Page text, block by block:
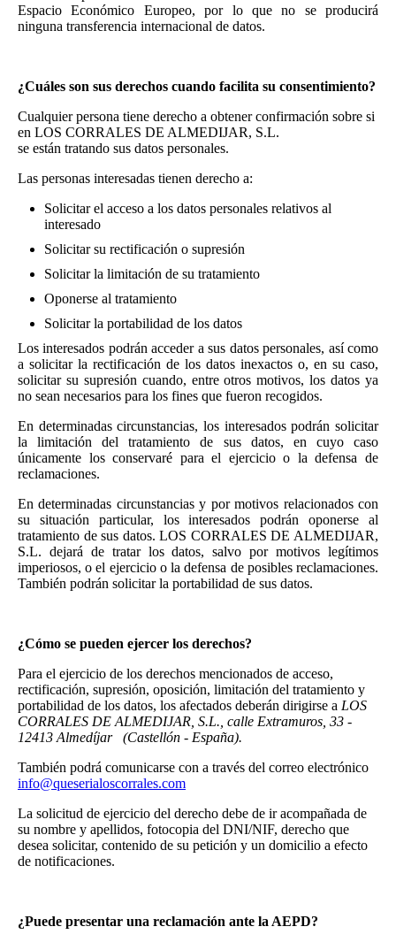
Espacio Económico Europeo, por lo que no se producirá
ninguna transferencia internacional de datos.
¿Cuáles son sus derechos cuando facilita su consentimiento?
Cualquier persona tiene derecho a obtener confirmación sobre si
en LOS CORRALES DE ALMEDIJAR, S.L.
se están tratando sus datos personales.
Las personas interesadas tienen derecho a:
Solicitar el acceso a los datos personales relativos al
interesado
Solicitar su rectificación o supresión
Solicitar la limitación de su tratamiento
Oponerse al tratamiento
Solicitar la portabilidad de los datos
Los interesados podrán acceder a sus datos personales, así como
a solicitar la rectificación de los datos inexactos o, en su caso,
solicitar su supresión cuando, entre otros motivos, los datos ya
no sean necesarios para los fines que fueron recogidos.
En determinadas circunstancias, los interesados podrán solicitar
la limitación del tratamiento de sus datos, en cuyo caso
únicamente los conservaré para el ejercicio o la defensa de
reclamaciones.
En determinadas circunstancias y por motivos relacionados con
su situación particular, los interesados podrán oponerse al
tratamiento de sus datos. LOS CORRALES DE ALMEDIJAR,
S.L. dejará de tratar los datos, salvo por motivos legítimos
imperiosos, o el ejercicio o la defensa de posibles reclamaciones.
También podrán solicitar la portabilidad de sus datos.
¿Cómo se pueden ejercer los derechos?
Para el ejercicio de los derechos mencionados de acceso,
rectificación, supresión, oposición, limitación del tratamiento y
portabilidad de los datos, los afectados deberán dirigirse a LOS
CORRALES DE ALMEDIJAR, S.L., calle Extramuros, 33 -
12413 Almedíjar (Castellón - España).
También podrá comunicarse con a través del correo electrónico
info@queserialoscorrales.com
La solicitud de ejercicio del derecho debe de ir acompañada de
su nombre y apellidos, fotocopia del DNI/NIF, derecho que
desea solicitar, contenido de su petición y un domicilio a efecto
de notificaciones.
¿Puede presentar una reclamación ante la AEPD?